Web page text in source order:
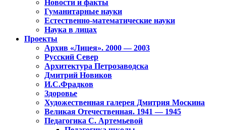
Новости и факты
Гуманитарные науки
Естественно-математические науки
Наука в лицах
Проекты
Архив «Лицея». 2000 — 2003
Русский Север
Архитектура Петрозаводска
Дмитрий Новиков
И.С.Фрадков
Здоровье
Художественная галерея Дмитрия Москина
Великая Отечественная. 1941 — 1945
Педагогика С. Артемьевой